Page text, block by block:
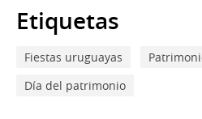
Etiquetas
Fiestas uruguayas
Día del patrimonio